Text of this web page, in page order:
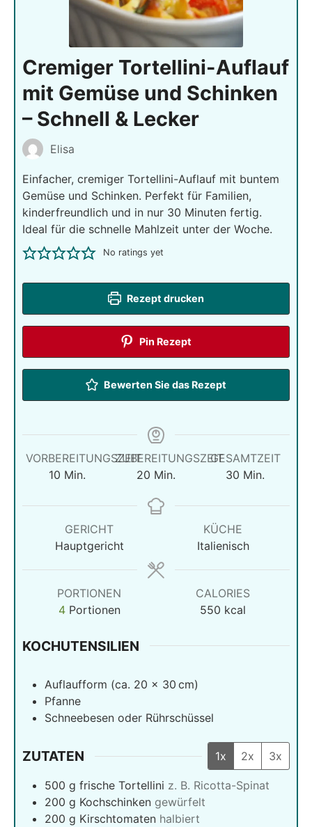
Cremiger Tortellini-Auflauf
mit Gemüse und Schinken
– Schnell & Lecker
Elisa
Einfacher, cremiger Tortellini-Auflauf mit buntem
Gemüse und Schinken. Perfekt für Familien,
kinderfreundlich und in nur 30 Minuten fertig.
Ideal für die schnelle Mahlzeit unter der Woche.
No ratings yet
Rezept drucken
Pin Rezept
Bewerten Sie das Rezept
VORBEREITUNGSZEIT
10Minuten
Min.
ZUBEREITUNGSZEIT
20 Minuten
Min.
GESAMTZEIT
30 Minuten
Min.
GERICHT
Hauptgericht
KÜCHE
Italienisch
PORTIONEN
4 Portionen
CALORIES
550 kcal
KOCHUTENSILIEN
Auflaufform (ca. 20 x 30 cm)
Pfanne
Schneebesen oder Rührschüssel
ZUTATEN 1x 2x 3x
500 g frische Tortellini z. B. Ricotta-Spinat
200 g Kochschinken gewürfelt
200 g Kirschtomaten halbiert